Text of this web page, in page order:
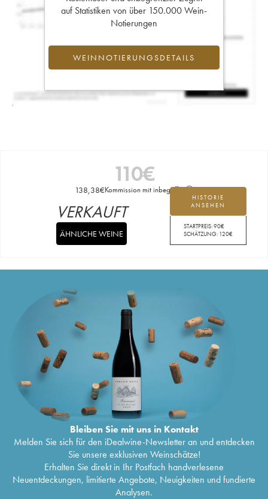
auf Statistiken von über 150.000 Wein-
Notierungen
WEINNOTIERUNGSDETAILS
110€
138,38€Kommission mit inbegriffen
HISTORIE
ANSEHEN
STARTPREIS:90€
SCHÄTZUNG: 120€
VERKAUFT
ÄHNLICHE WEINE
Bleiben Sie mit uns in Kontakt
Melden Sie sich für den iDealwine-Newsletter an und entdecken
Sie unsere exklusiven Weinschätze!
Erhalten Sie direkt in Ihr Postfach handverlesene
Neuentdeckungen, limitierte Angebote, Neuigkeiten und fundierte
Analysen.